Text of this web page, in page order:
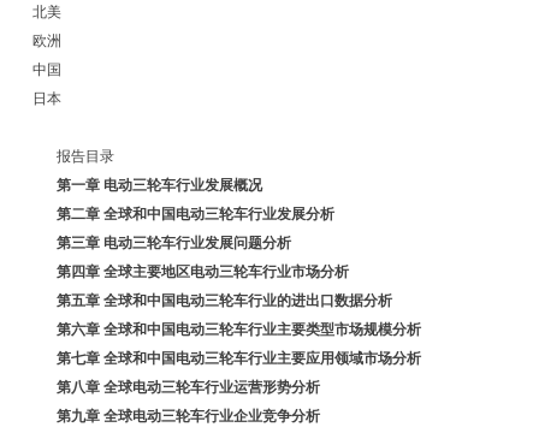
北美
欧洲
中国
日本
报告目录
第一章 电动三轮车行业发展概况
第二章 全球和中国 电动三轮车行业发展分析
第三章 电动三轮车行业发展问题分析
第四章 全球主要地区电动三轮车行业市场分析
第五章 全球和中国 电动三轮车行业的进出口数据分析
第六章 全球和中国 电动三轮车行业主要类型市场规模分析
第七章 全球和中国 电动三轮车行业主要应用领域市场分析
第八章 全球电动三轮车行业运营形势分析
第九章 全球电动三轮车行业企业竞争分析